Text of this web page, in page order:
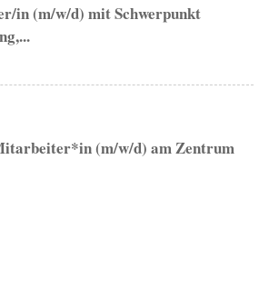
in (m/w/d) mit Schwerpunkt
(m/w/d) am Zentrum